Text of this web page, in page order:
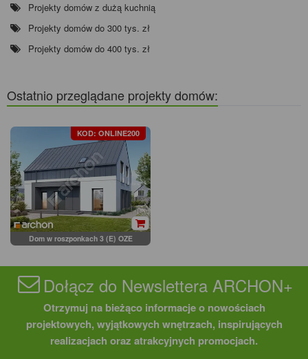
Projekty domów z dużą kuchnią
Projekty domów do 300 tys. zł
Projekty domów do 400 tys. zł
Ostatnio przeglądane projekty domów:
KOD: ONLINE200
Dom w roszponkach 3 (E) OZE
Dołącz do Newslettera ARCHON+
Otrzymuj na bieżąco informacje o nowościach
projektowych, wyjątkowych wnętrzach, inspirujących
realizacjach oraz atrakcyjnych promocjach.